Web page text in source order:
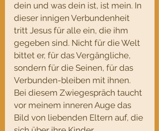
dein und was dein ist, ist mein. In
dieser innigen Verbundenheit
tritt Jesus für alle ein, die ihm
gegeben sind. Nicht für die Welt
bittet er, für das Vergängliche,
sondern für die Seinen, für das
Verbunden-bleiben mit ihnen.
Bei diesem Zwiegespräch taucht
vor meinem inneren Auge das
Bild von liebenden Eltern auf, die